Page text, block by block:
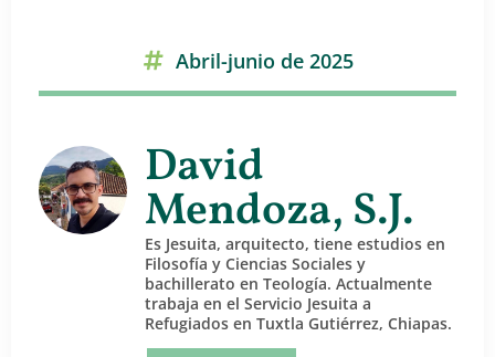
Abril-junio de 2025
David
Mendoza, S.J.
Es Jesuita, arquitecto, tiene estudios en
Filosofía y Ciencias Sociales y
bachillerato en Teología. Actualmente
trabaja en el Servicio Jesuita a
Refugiados en Tuxtla Gutiérrez, Chiapas.